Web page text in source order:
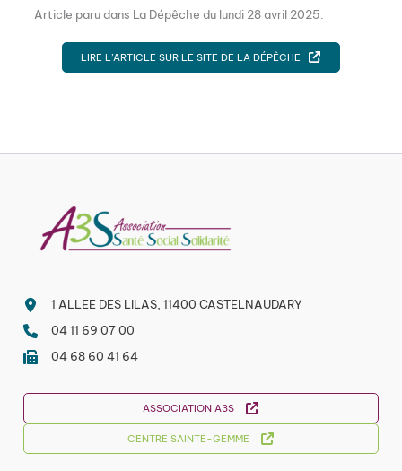
Article paru dans La Dépêche du lundi 28 avril 2025.
LIRE L’ARTICLE SUR LE SITE DE LA DÉPÊCHE
1 ALLEE DES LILAS, 11400 CASTELNAUDARY
04 11 69 07 00
04 68 60 41 64
ASSOCIATION A3S
CENTRE SAINTE-GEMME